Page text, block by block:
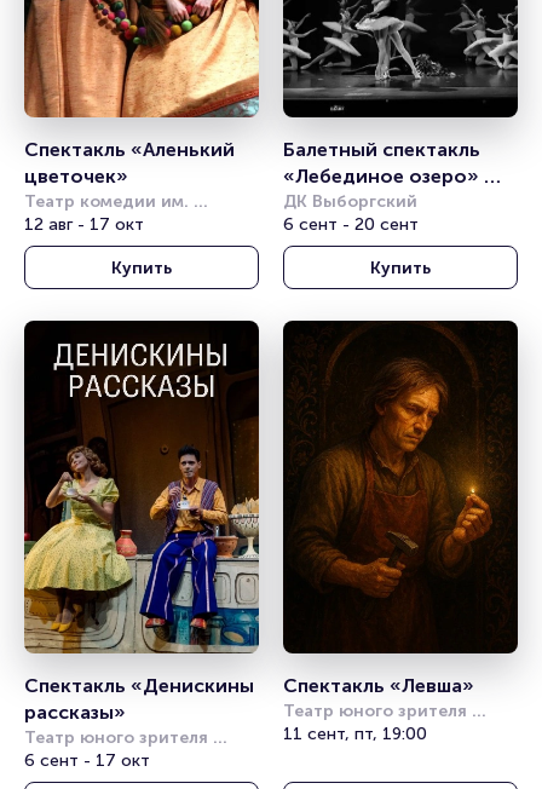
Спектакль «Аленький
цветочек»
Театр комедии им.
Акимова
12 авг - 17 окт
Купить
Балетный спектакль
«Лебединое озеро»
(Гастроли Театра
ДК Выборгский
6 сент - 20 сент
Купить
Спектакль «Денискины
рассказы»
Театр юного зрителя
имени А.А. Брянцева
6 сент - 17 окт
Спектакль «Левша»
Театр юного зрителя
имени А.А. Брянцева
11 сент, пт, 19:00